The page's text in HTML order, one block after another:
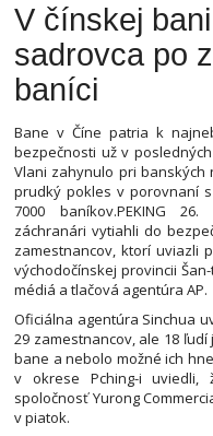
V čínskej
sadrovca po
baníci
Bane v Číne patria k
bezpečnosti už v
Vlani zahynulo pri banských
prudký pokles v porovnaní
7000 baníkov.PEKING
záchranári vytiahli do
zamestnancov, ktorí uviazli
východočínskej provincii
médiá a tlačová agentúra AP.
Oficiálna agentúra Sinchua
29 zamestnancov, ale 18
bane a nebolo možné ich
v okrese Pching-i
spoločnosť Yurong
v piatok.